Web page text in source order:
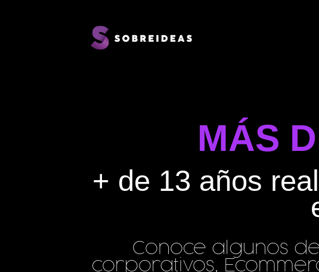
MÁS
+ de 13 años
Conoce algunos
corporativos,